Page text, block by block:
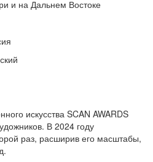
и на Дальнем Востоке
искусства SCAN AWARDS
В 2024 году
раз, расширив его масштабы,